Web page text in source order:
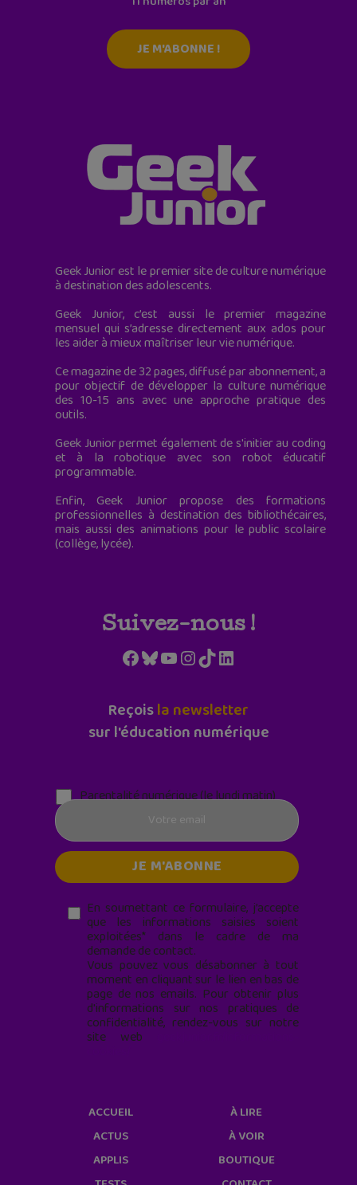
JE M'ABONNE !
Geek Junior est le premier site de culture numérique
à destination des adolescents.
Geek Junior, c’est aussi le premier magazine
mensuel qui s’adresse directement aux ados pour
les aider à mieux maîtriser leur vie numérique.
Ce magazine de 32 pages, diffusé par abonnement, a
pour objectif de développer la culture numérique
des 10-15 ans avec une approche pratique des
outils.
Geek Junior permet également de s'initier au coding
et à la robotique avec son robot éducatif
programmable.
Enfin, Geek Junior propose des formations
professionnelles à destination des bibliothécaires,
mais aussi des animations pour le public scolaire
(collège, lycée).
Suivez-nous !
Facebook
Bluesky
YouTube
Instagram
TikTokLinkedIn
Reçoisla newsletter
sur l'éducation numérique
Parentalité numérique (le lundi matin)
En soumettant ce formulaire, j’accepte
que les informations saisies soient
exploitées* dans le cadre de ma
demande de contact.
Vous pouvez vous désabonner à tout
moment en cliquant sur le lien en bas de
page de nos emails. Pour obtenir plus
d'informations sur nos pratiques de
confidentialité, rendez-vous sur notre
site web
ACCUEIL
ACTUS
APPLIS
À LIRE
À VOIR
BOUTIQUE